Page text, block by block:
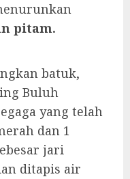
pitam.
batuk,
Buluh
yang telah
dan 1
jari
ditapis air